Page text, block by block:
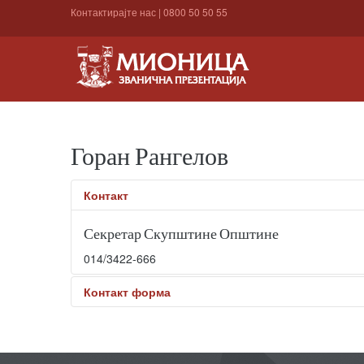
Контактирајте нас | 0800 50 50 55
Горан Рангелов
Контакт
Секретар Скупштине Општине
014/3422-666
Контакт форма